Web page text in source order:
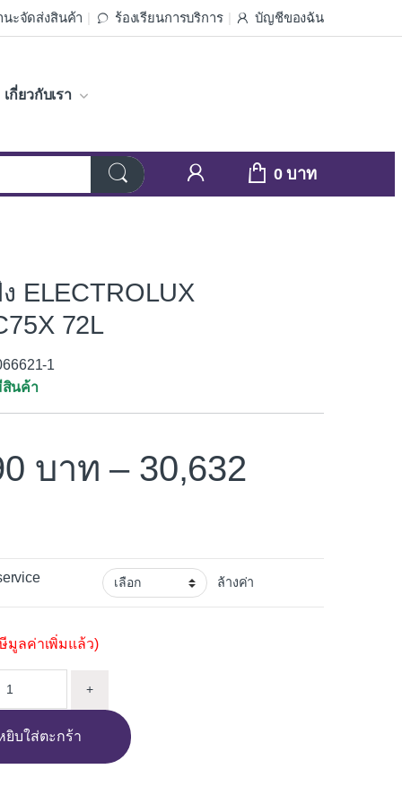
นะจัดส่งสินค้า ร้องเรียนการบริการ บัญชีของฉัน
เกี่ยวกับเรา
0
ELECTROLUX
72L
1
นค้า
– 30,632
ล้างค่า
มูลค่าเพิ่มแล้ว)
+
ยิบใส่ตะกร้า